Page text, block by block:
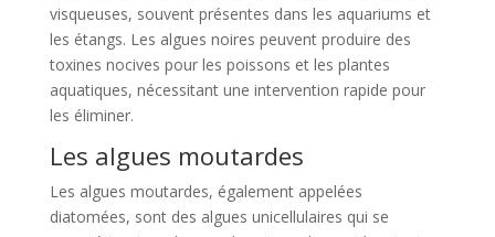
visqueuses, souvent présentes dans les aquariums et
les étangs. Les algues noires peuvent produire des
toxines nocives pour les poissons et les plantes
aquatiques, nécessitant une intervention rapide pour
les éliminer.
Les algues moutardes
Les algues moutardes, également appelées
diatomées, sont des algues unicellulaires qui se